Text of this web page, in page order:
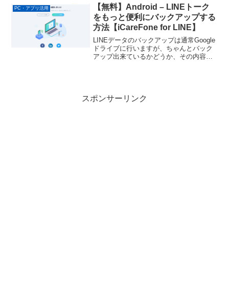
MACアドレスなどを一覧表示するソフト
で、一覧表示の...
PC・アプリ活用
【無料】Android – LINEトーク
をもっと便利にバックアップする
方法【iCareFone for LINE】
LINEデータのバックアップは通常Google
ドライブに行いますが、ちゃんとバック
アップ出来ているかどうか、その内容の
スポンサーリンク